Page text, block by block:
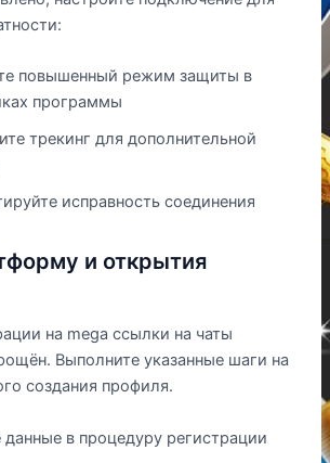
повышенный режим защиты в
программы
трекинг для дополнительной
исправность соединения
и открытия
на mega ссылки на чаты
Выполните указанные шаги на
создания профиля.
данные в процедуру регистрации